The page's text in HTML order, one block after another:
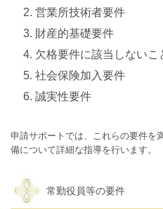
営業所技術者要件
財産的基礎要件
欠格要件に該当しないこ
社会保険加入要件
誠実性要件
申請サポートでは、これらの要件を
備について詳細な指導を行います。
常勤役員等の要件